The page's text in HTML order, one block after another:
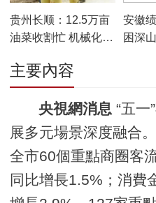
贵州长顺：12.5万亩
油菜收割忙 机械化助
安徽
困深
主要內容
央視網消息 “五一
展多元場景深度融合
全市60個重點商圈客
同比增長1.5%；消費